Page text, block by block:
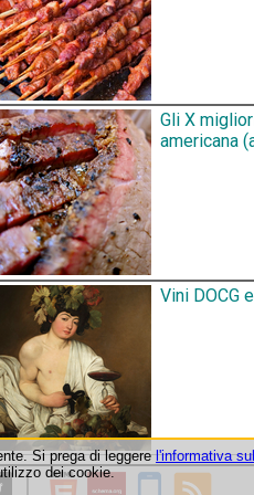
Gli X
americana
Vini DOCG
Si prega di leggerel'informativa
dei cookie.